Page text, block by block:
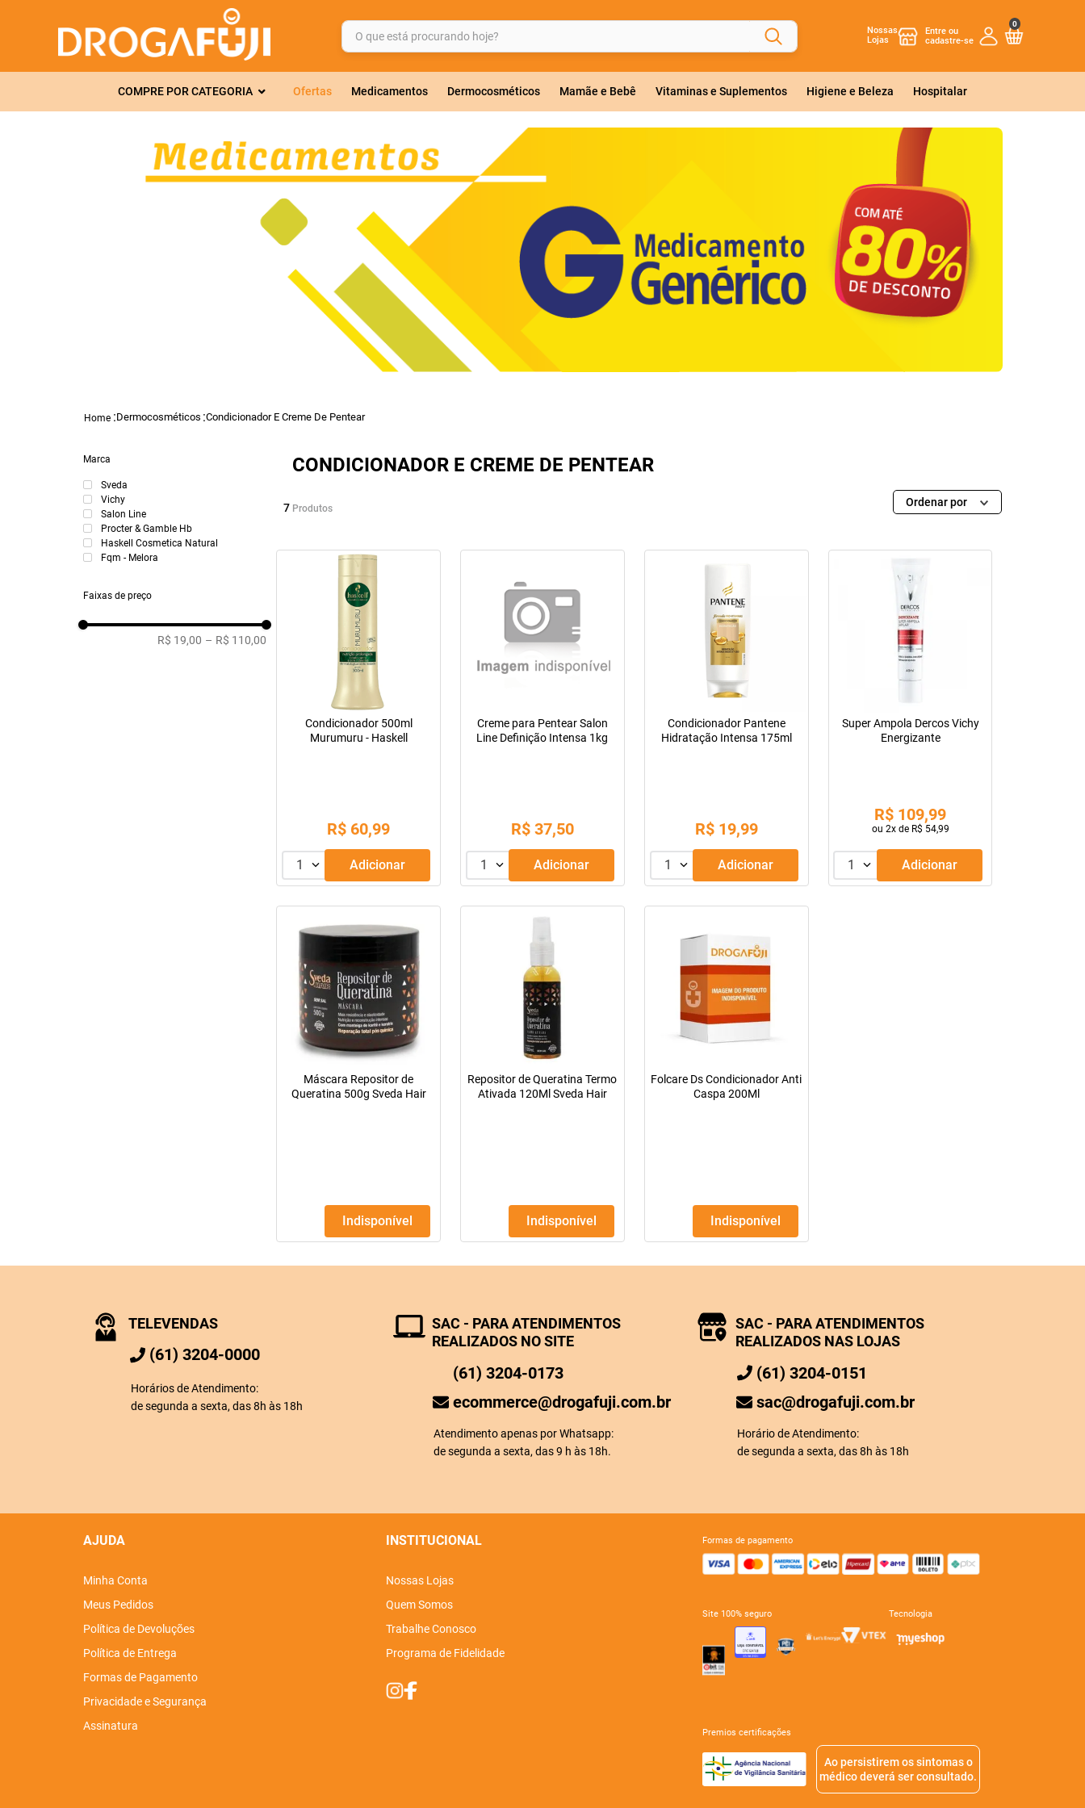
O que está procurando hoje?
Nossas
Lojas
0
COMPRE POR CATEGORIA Ofertas Medicamentos Dermocosméticos Mamãe e Bebê Vitaminas e Suplementos Higiene e Beleza Hospitalar
Dermocosméticos Condicionador E Creme De Pentear
Marca
Sveda
Vichy
Salon Line
Procter & Gamble Hb
Haskell Cosmetica Natural
Fqm - Melora
Faixas de preço
R$ 19,00 – R$ 110,00
CONDICIONADOR E CREME DE PENTEAR
7 Produtos Ordenar por
Condicionador 500ml
Murumuru - Haskell
R$ 60,99
1 Adicionar
Creme para Pentear Salon
Line Definição Intensa 1kg
R$ 37,50
1 Adicionar
Condicionador Pantene
Hidratação Intensa 175ml
R$ 19,99
1 Adicionar
Super Ampola Dercos Vichy
Energizante
R$ 109,99
ou 2x de R$ 54,99
1 Adicionar
Máscara Repositor de
Queratina 500g Sveda Hair
Indisponível
Repositor de Queratina Termo
Ativada 120Ml Sveda Hair
Indisponível
Folcare Ds Condicionador Anti
Caspa 200Ml
Indisponível
TELEVENDAS
(61) 3204-0000
Horários de Atendimento:
de segunda a sexta, das 8h às 18h
SAC - PARA ATENDIMENTOS
REALIZADOS NO SITE
(61) 3204-0173
ecommerce@drogafuji.com.br
Atendimento apenas por Whatsapp:
de segunda a sexta, das 9 h às 18h.
SAC - PARA ATENDIMENTOS
REALIZADOS NAS LOJAS
(61) 3204-0151
sac@drogafuji.com.br
Horário de Atendimento:
de segunda a sexta, das 8h às 18h
AJUDA
Minha Conta
Meus Pedidos
Política de Devoluções
Política de Entrega
Formas de Pagamento
Privacidade e Segurança
Assinatura
INSTITUCIONAL
Nossas Lojas
Quem Somos
Trabalhe Conosco
Programa de Fidelidade
formas de pagamento
site 100% seguro tecnologia
premios certificações
Ao persistirem os sintomas o
médico deverá ser consultado.
TERMOS MAIS BUSCADOS
3º
mounjaro
4º
rosuvastatina 20mg
protetor solar
6º
dipirona
lola
fraldas geriátricas